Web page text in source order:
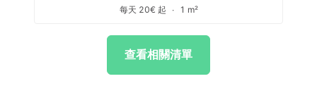
每天 20€ 起
∙ 1 m²
查看相關清單